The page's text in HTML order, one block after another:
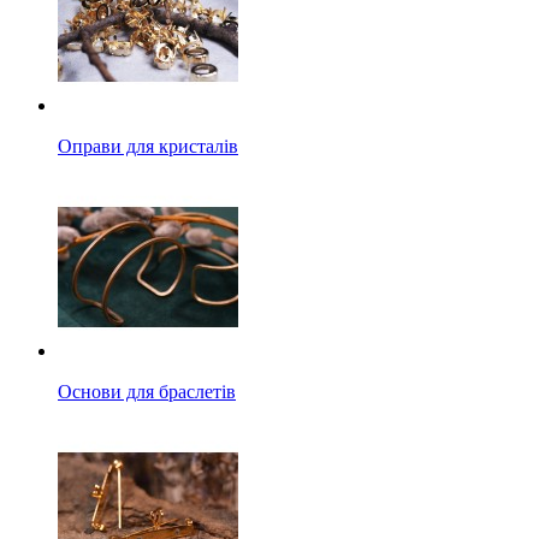
Оправи для кристалів
Основи для браслетів